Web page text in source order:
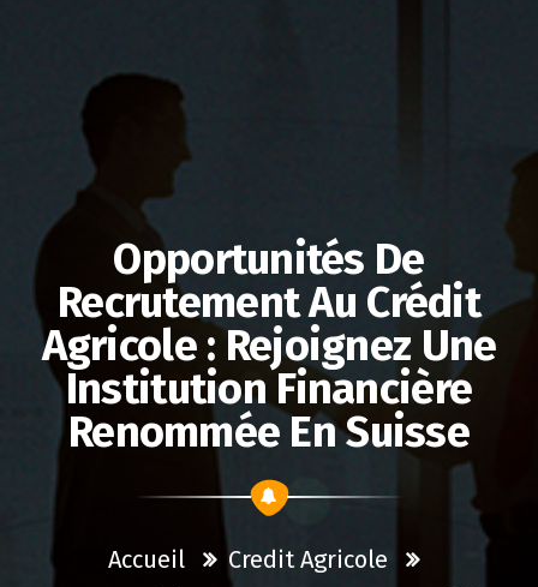
Opportunités De
Recrutement Au Crédit
Agricole : Rejoignez Une
Institution Financière
Renommée En Suisse
Accueil
Credit Agricole